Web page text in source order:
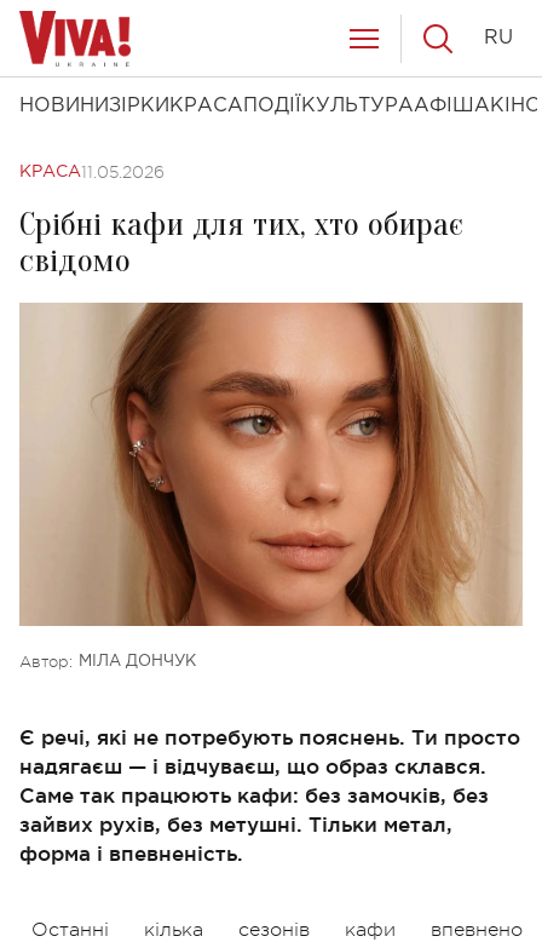
НОВИНИ ЗІРКИ КРАСА ПОДІЇ КУЛЬТУРААФІША КІНО
RU
КРАСА11.05.2026
Срібні кафи для тих, хто обирає
свідомо
Автор: МІЛА ДОНЧУК
Є речі, які не потребують пояснень. Ти просто
надягаєш — і відчуваєш, що образ склався.
Саме так працюють кафи: без замочків, без
зайвих рухів, без метушні. Тільки метал,
форма і впевненість.
Останні кілька сезонів кафи впевнено